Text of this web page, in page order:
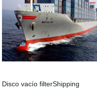
Disco vacío filterShipping